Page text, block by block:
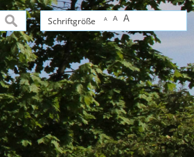
Schriftgröße A A A
suchen